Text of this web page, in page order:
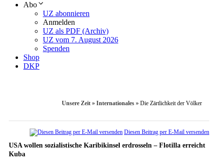
Abo
UZ abonnieren
Anmelden
UZ als PDF (Archiv)
UZ vom 7. August 2026
Spenden
Shop
DKP
Unsere Zeit » Internationales » Die Zärtlichkeit der Völker
Diesen Beitrag per E-Mail versenden
USA wollen sozialistische Karibikinsel erdrosseln – Flotilla erreicht
Kuba